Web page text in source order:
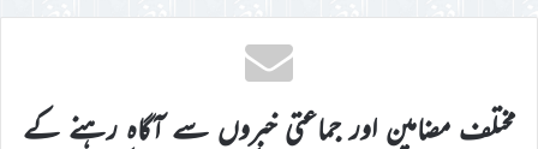
مختلف مضامین اور جماعتی خبروں سے آگاہ رہنے کے